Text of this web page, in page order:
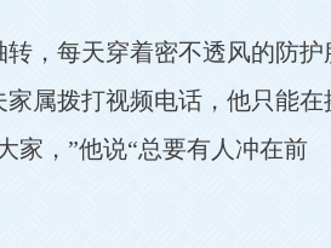
，每天穿着密不透风的防护
属拨打视频电话，他只能在
家，”他说“总要有人冲在前